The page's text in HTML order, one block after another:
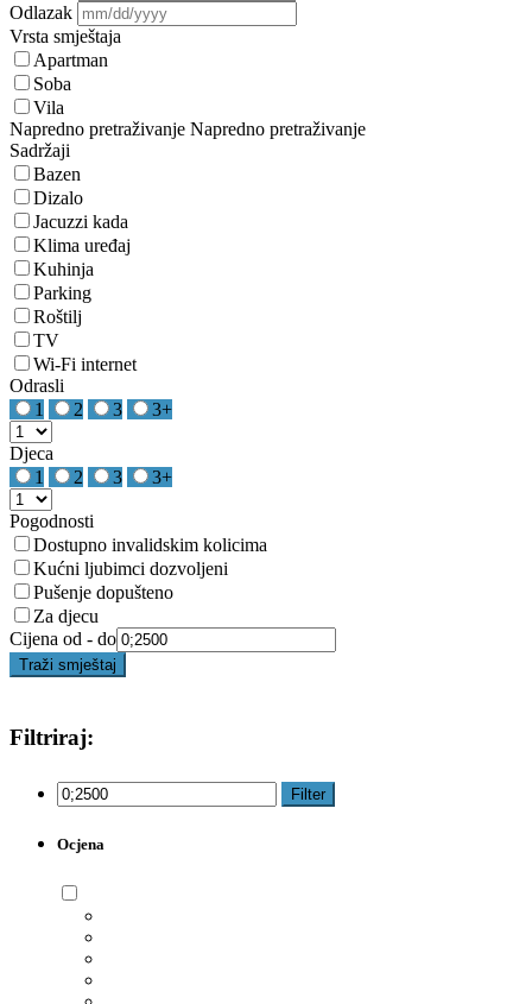
Odlazak
Vrsta smještaja
Apartman
Soba
Vila
Napredno pretraživanje Napredno pretraživanje
Sadržaji
Bazen
Dizalo
Jacuzzi kada
Klima uređaj
Kuhinja
Parking
Roštilj
TV
Wi-Fi internet
Odrasli
1
2 3 3+
Djeca
1
2 3 3+
Pogodnosti
Dostupno invalidskim kolicima
Kućni ljubimci dozvoljeni
Pušenje dopušteno
Za djecu
Cijena od - do
Traži smještaj
Filtriraj:
Filter
Ocjena